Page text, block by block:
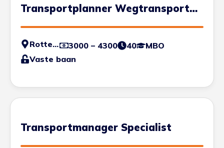
Transportplanner Wegtransport
Container
Rotterdam 3000 – 4300 40
MBO
Vaste baan
Transportmanager Specialist